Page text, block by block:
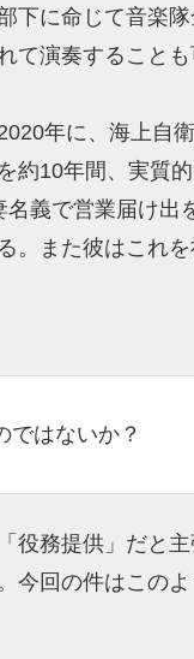
下に命じて音楽
て演奏することも
年に、海上自
約10年間、実質
義で営業届け出
。また彼はこれ
ではないか？
役務提供」だと
今回の件はこの